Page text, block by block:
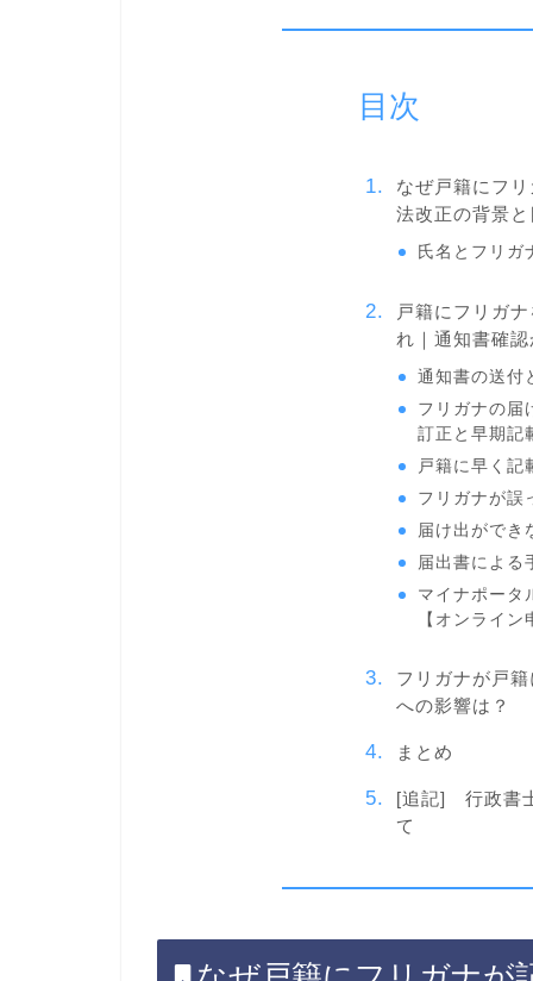
目次
なぜ戸籍にフ
法改正の背景と
氏名とフリガ
戸籍にフリガ
れ｜通知書確
通知書の送付
フリガナの届
訂正と早期記
戸籍に早く記
フリガナが誤
届け出ができ
届出書による
マイナポータ
【オンライン
フリガナが戸
への影響は？
まとめ
[追記] 行政書
て